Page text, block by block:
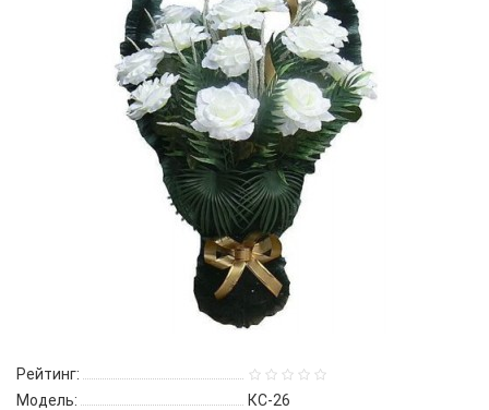
Рейтинг:
Модель:
КС-26